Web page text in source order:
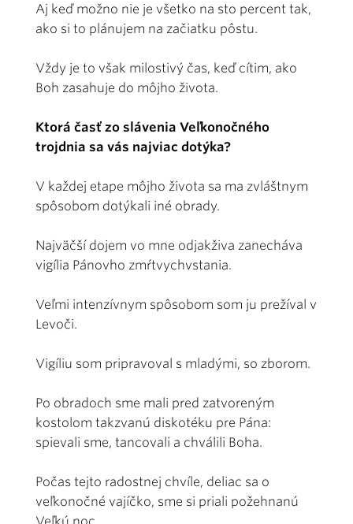
Aj keď možno nie je všetko na sto percent tak,
ako si to plánujem na začiatku pôstu.
Vždy je to však milostivý čas, keď cítim, ako
Boh zasahuje do môjho života.
Ktorá časť zo slávenia Veľkonočného
trojdnia sa vás najviac dotýka?
V každej etape môjho života sa ma zvláštnym
spôsobom dotýkali iné obrady.
Najväčší dojem vo mne odjakživa zanecháva
vigília Pánovho zmŕtvychvstania.
Veľmi intenzívnym spôsobom som ju prežíval v
Levoči.
Vigíliu som pripravoval s mladými, so zborom.
Po obradoch sme mali pred zatvoreným
kostolom takzvanú diskotéku pre Pána:
spievali sme, tancovali a chválili Boha.
Počas tejto radostnej chvíle, deliac sa o
veľkonočné vajíčko, sme si priali požehnanú